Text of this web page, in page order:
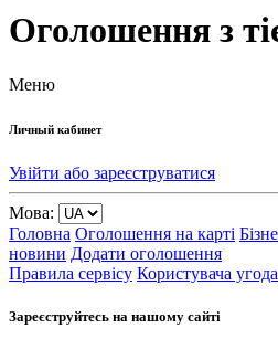
Оголошення з
Меню
Личный кабинет
Увійти або зареєструватися
Мова:
Головна Оголошення на карті
новини Додати оголошення
Правила сервісу Користувача угода
Зареєструйтесь на нашому сайті